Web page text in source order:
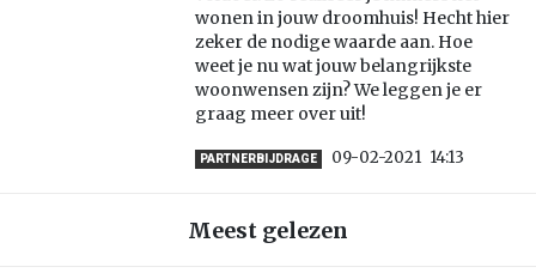
wonen in jouw droomhuis! Hecht hier
zeker de nodige waarde aan. Hoe
weet je nu wat jouw belangrijkste
woonwensen zijn? We leggen je er
graag meer over uit!
PARTNERBIJDRAGE 09-02-2021 14:13
Meest gelezen